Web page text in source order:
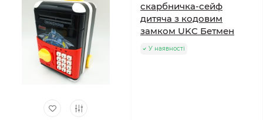
скарбничка-сейф
дитяча з кодовим
замком UKC Бетмен
У наявності